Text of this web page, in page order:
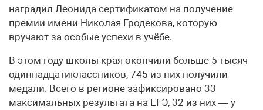
наградил Леонида сертификатом на получение
премии имени Николая Гродекова, которую
вручают за особые успехи в учёбе.
В этом году школы края окончили больше 5 тысяч
одиннадцатиклассников, 745 из них получили
медали. Всего в регионе зафиксировано 33
максимальных результата на ЕГЭ, 32 из них — у